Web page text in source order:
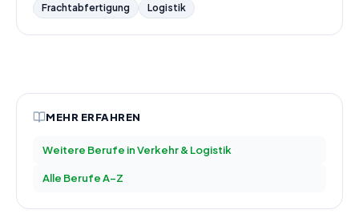
Frachtabfertigung
Logistik
MEHR ERFAHREN
Weitere Berufe inVerkehr & Logistik
Alle Berufe A–Z